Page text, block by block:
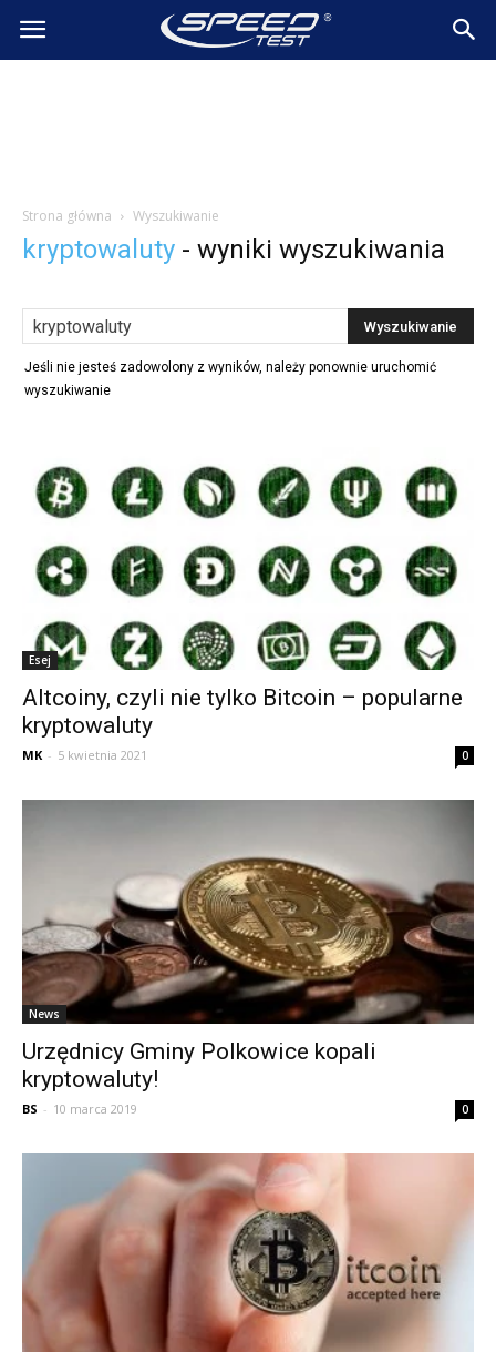
SpeedTest.pl
Strona główna Wyszukiwanie
kryptowaluty - wyniki wyszukiwania
Jeśli nie jesteś zadowolony z wyników, należy ponownie uruchomić
wyszukiwanie
Esej
Altcoiny, czyli nie tylko Bitcoin – popularne
kryptowaluty
MK - 5 kwietnia 2021 0
News
Urzędnicy Gminy Polkowice kopali
kryptowaluty!
BS - 10 marca 2019 0